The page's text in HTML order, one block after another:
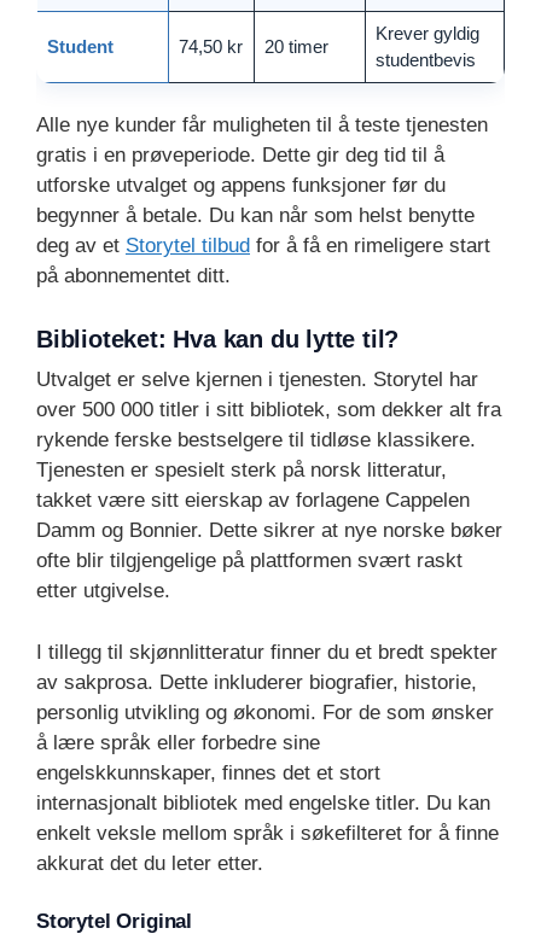
Student 74,50 kr 20 timer
Krever gyldig
studentbevis
Alle nye kunder får muligheten til å teste tjenesten
gratis i en prøveperiode. Dette gir deg tid til å
utforske utvalget og appens funksjoner før du
begynner å betale. Du kan når som helst benytte
deg av et Storytel tilbud for å få en rimeligere start
på abonnementet ditt.
Biblioteket: Hva kan du lytte til?
Utvalget er selve kjernen i tjenesten. Storytel har
over 500 000 titler i sitt bibliotek, som dekker alt fra
rykende ferske bestselgere til tidløse klassikere.
Tjenesten er spesielt sterk på norsk litteratur,
takket være sitt eierskap av forlagene Cappelen
Damm og Bonnier. Dette sikrer at nye norske bøker
ofte blir tilgjengelige på plattformen svært raskt
etter utgivelse.
I tillegg til skjønnlitteratur finner du et bredt spekter
av sakprosa. Dette inkluderer biografier, historie,
personlig utvikling og økonomi. For de som ønsker
å lære språk eller forbedre sine
engelskkunnskaper, finnes det et stort
internasjonalt bibliotek med engelske titler. Du kan
enkelt veksle mellom språk i søkefilteret for å finne
akkurat det du leter etter.
Storytel Original